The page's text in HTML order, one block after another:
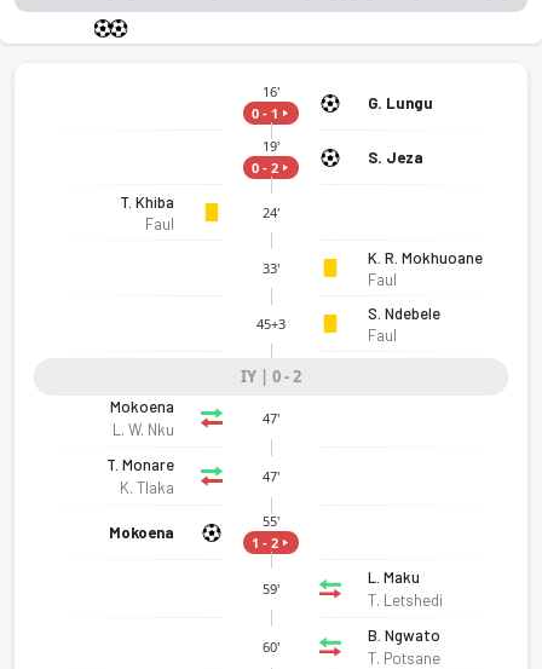
16'
0 - 1
G. Lungu
19'
0 - 2
S. Jeza
T. Khiba
Faul
24'
33'
K. R. Mokhuoane
Faul
45+3
S. Ndebele
Faul
IY | 0 - 2
Mokoena
L. W. Nku
47'
T. Monare
K. Tlaka
47'
Mokoena
55'
1 - 2
59'
L. Maku
T. Letshedi
60'
B. Ngwato
T. Potsane